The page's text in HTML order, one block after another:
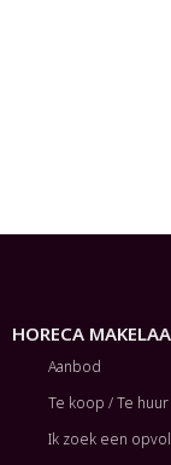
HORECA
Aanbod
Te koop / Te
Ik zoek een